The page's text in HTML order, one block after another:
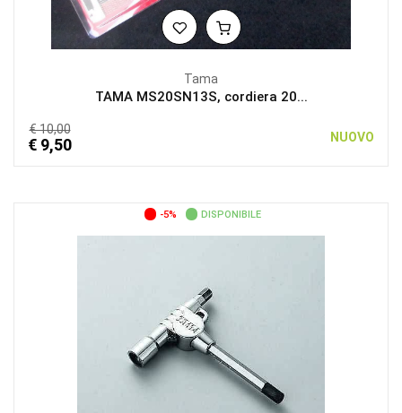
Tama
TAMA MS20SN13S, cordiera 20...
€ 10,00
€ 9,50 NUOVO
-5% DISPONIBILE